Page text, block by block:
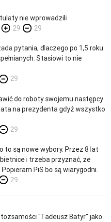
nie wprowadzili
29 29
pytania, dlaczego po 1,5 roku
Stasiowi to nie
29
do roboty swojemu następcy
na prezydenta gdyż wszystko
29
to są nowe wybory. Przez 8 lat
i trzeba przyznać, że
PiS bo są wiarygodni.
29
"Tadeusz Batyr" jako